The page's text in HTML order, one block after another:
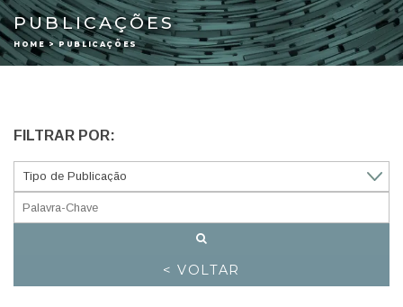
PUBLICAÇÕES
HOME > PUBLICAÇÕES
FILTRAR POR:
< VOLTAR